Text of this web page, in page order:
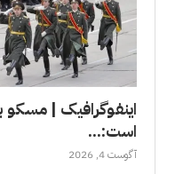
اینفوگرافیک | مسکو
است:...
آگوست 4, 2026